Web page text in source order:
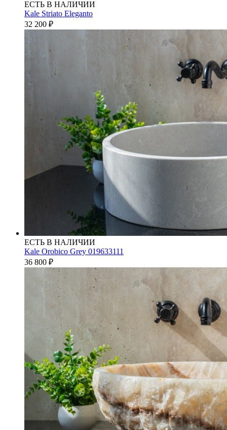
ЕСТЬ В НАЛИЧИИ
Kale Striato Eleganto
32 200 ₽
ЕСТЬ В НАЛИЧИИ
Kale Orobico Grey 019633111
36 800 ₽